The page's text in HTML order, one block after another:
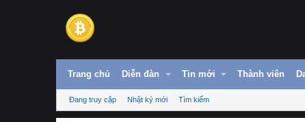
Trang chủ Diễn đàn Tin mới Thành viên
Đang truy cập Nhật ký mới Tìm kiếm